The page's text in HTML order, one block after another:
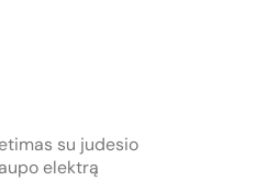
su judesio
elektrą